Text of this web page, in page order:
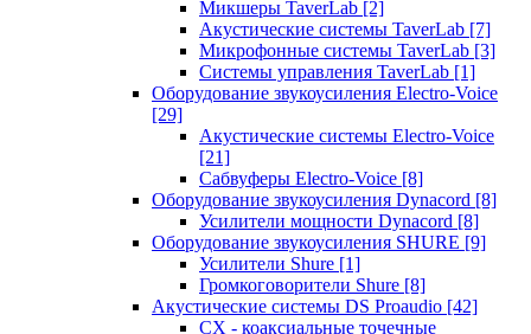
Микшеры TaverLab [2]
Акустические системы TaverLab [7]
Микрофонные системы TaverLab [3]
Системы управления TaverLab [1]
Оборудование звукоусиления Electro-Voice
[29]
Акустические системы Electro-Voice
[21]
Сабвуферы Electro-Voice [8]
Оборудование звукоусиления Dynacord [8]
Усилители мощности Dynacord [8]
Оборудование звукоусиления SHURE [9]
Усилители Shure [1]
Громкоговорители Shure [8]
Акустические системы DS Proaudio [42]
CX - коаксиальные точечные